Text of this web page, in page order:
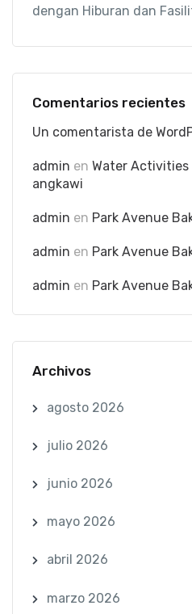
dengan Hiburan dan
Comentarios recientes
Un comentarista de
admin en Water Activities
angkawi
admin en Park Avenue
admin en Park Avenue
admin en Park Avenue
Archivos
agosto 2026
julio 2026
junio 2026
mayo 2026
abril 2026
marzo 2026